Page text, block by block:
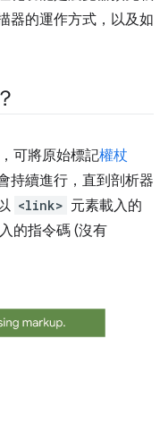
器的運作方式，以及如
可將原始標記權杖
持續進行，直到剖析器
<link> 元素載入的
的指令碼 (沒有